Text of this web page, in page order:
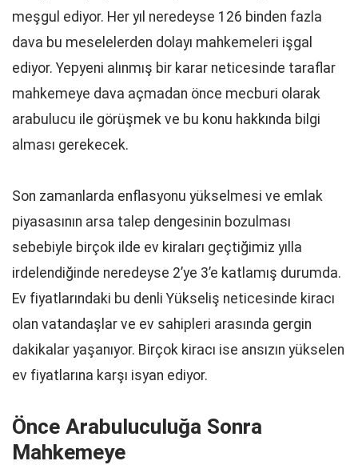
meşgul ediyor. Her yıl neredeyse 126 binden fazla
dava bu meselelerden dolayı mahkemeleri işgal
ediyor. Yepyeni alınmış bir karar neticesinde taraflar
mahkemeye dava açmadan önce mecburi olarak
arabulucu ile görüşmek ve bu konu hakkında bilgi
alması gerekecek.
Son zamanlarda enflasyonu yükselmesi ve emlak
piyasasının arsa talep dengesinin bozulması
sebebiyle birçok ilde ev kiraları geçtiğimiz yılla
irdelendiğinde neredeyse 2’ye 3’e katlamış durumda.
Ev fiyatlarındaki bu denli Yükseliş neticesinde kiracı
olan vatandaşlar ve ev sahipleri arasında gergin
dakikalar yaşanıyor. Birçok kiracı ise ansızın yükselen
ev fiyatlarına karşı isyan ediyor.
Önce Arabuluculuğa Sonra
Mahkemeye